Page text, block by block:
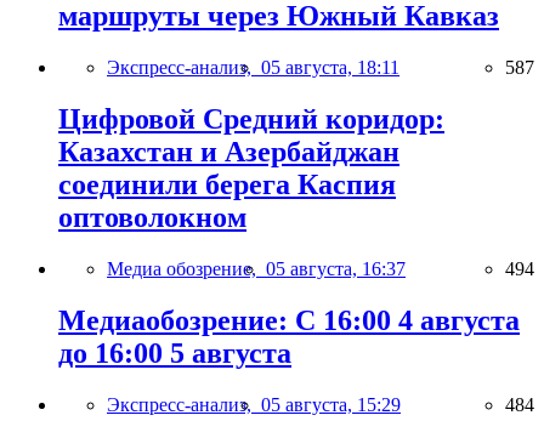
маршруты через Южный Кавказ
Экспресс-анализ, 05 августа, 18:11 587
Цифровой Средний коридор:
Казахстан и Азербайджан
соединили берега Каспия
оптоволокном
Медиа обозрение, 05 августа, 16:37 494
Медиаобозрение: С 16:00 4 августа
до 16:00 5 августа
Экспресс-анализ, 05 августа, 15:29 484